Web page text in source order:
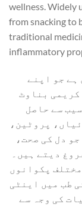
wellness. Widely
from snacking to
traditional
inflammatory
ہے جو اپنے
بناوٹ
سے حاصل
پروٹین،
دل کی صحت،
دیتے ہیں۔
پکوانوں
طب میں اینٹی
کی وجہ سے